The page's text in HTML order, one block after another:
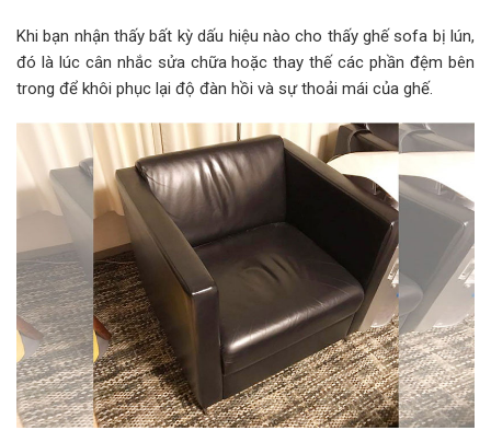
Khi bạn nhận thấy bất kỳ dấu hiệu nào cho thấy ghế sofa bị lún,
đó là lúc cân nhắc sửa chữa hoặc thay thế các phần đệm bên
trong để khôi phục lại độ đàn hồi và sự thoải mái của ghế.